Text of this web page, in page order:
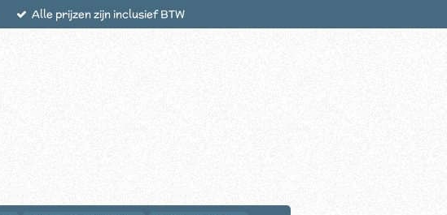
Alle prijzen zijn inclusief BTW